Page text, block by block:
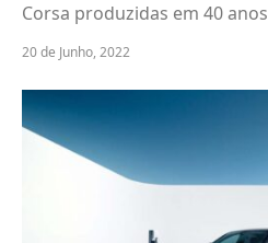
Corsa produzidas em 40 anos
20 de Junho, 2022